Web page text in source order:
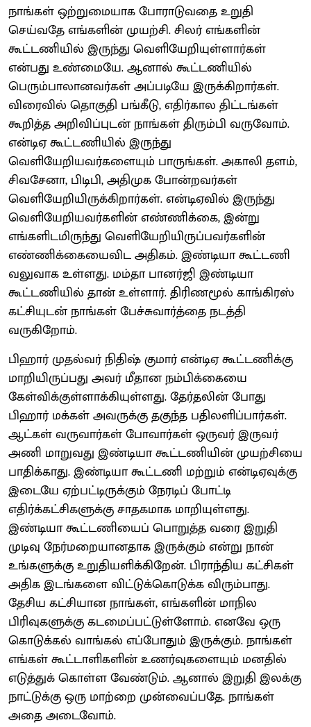
நாங்கள் ஒற்றுமையாக போராடுவதை உறுதி
செய்வதே எங்களின் முயற்சி. சிலர் எங்களின்
கூட்டணியில் இருந்து வெளியேறியுள்ளார்கள்
என்பது உண்மையே. ஆனால் கூட்டணியில்
பெரும்பாலானவர்கள் அப்படியே இருக்கிறார்கள்.
விரைவில் தொகுதி பங்கீடு, எதிர்கால திட்டங்கள்
கூறித்த அறிவிப்புடன் நாங்கள் திரும்பி வருவோம்.
என்டிஏ கூட்டணியில் இருந்து
வெளியேறியவர்களையும் பாருங்கள். அகாலி தளம்,
சிவசேனா, பிடிபி, அதிமுக போன்றவர்கள்
வெளியேறியிருக்கிறார்கள். என்டிஏவில் இருந்து
வெளியேறியவர்களின் எண்ணிக்கை, இன்று
எங்களிடமிருந்து வெளியேறியிருப்பவர்களின்
எண்ணிக்கையைவிட அதிகம். இண்டியா கூட்டணி
வலுவாக உள்ளது. மம்தா பானர்ஜி இண்டியா
கூட்டணியில் தான் உள்ளார். திரிணமூல் காங்கிரஸ்
கட்சியுடன் நாங்கள் பேச்சுவார்த்தை நடத்தி
வருகிறோம்.
பிஹார் முதல்வர் நிதிஷ் குமார் என்டிஏ கூட்டணிக்கு
மாறியிருப்பது அவர் மீதான நம்பிக்கையை
கேள்விக்குள்ளாக்கியுள்ளது. தேர்தலின் போது
பிஹார் மக்கள் அவருக்கு தகுந்த பதிலளிப்பார்கள்.
ஆட்கள் வருவார்கள் போவார்கள் ஒருவர் இருவர்
அணி மாறுவது இண்டியா கூட்டணியின் முயற்சியை
பாதிக்காது. இண்டியா கூட்டணி மற்றும் என்டிஏவுக்கு
இடையே ஏற்பட்டிருக்கும் நேரடிப் போட்டி
எதிர்க்கட்சிகளுக்கு சாதகமாக மாறியுள்ளது.
இண்டியா கூட்டணியைப் பொறுத்த வரை இறுதி
முடிவு நேர்மறையானதாக இருக்கும் என்று நான்
உங்களுக்கு உறுதியளிக்கிறேன். பிராந்திய கட்சிகள்
அதிக இடங்களை விட்டுக்கொடுக்க விரும்பாது.
தேசிய கட்சியான நாங்கள், எங்களின் மாநில
பிரிவுகளுக்கு கடமைப்பட்டுள்ளோம். எனவே ஒரு
கொடுக்கல் வாங்கல் எப்போதும் இருக்கும். நாங்கள்
எங்கள் கூட்டாளிகளின் உணர்வுகளையும் மனதில்
எடுத்துக் கொள்ள வேண்டும். ஆனால் இறுதி இலக்கு
நாட்டுக்கு ஒரு மாற்றை முன்வைப்பதே. நாங்கள்
அதை அடைவோம்.